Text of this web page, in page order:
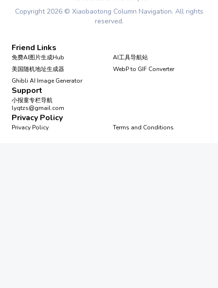
Copyright 2026© Xiaobaotong Column Navigation. All rights
reserved.
Friend Links
免费AI图片生成Hub
AI工具导航站
美国随机地址生成器
WebP to GIF Converter
Ghibli AI Image Generator
Support
小报童专栏导航
lyqtzs@gmail.com
Privacy Policy
Privacy Policy Terms and Conditions